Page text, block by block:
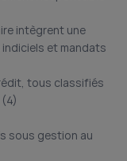
intègrent une
et mandats
tous classifiés
sous gestion au